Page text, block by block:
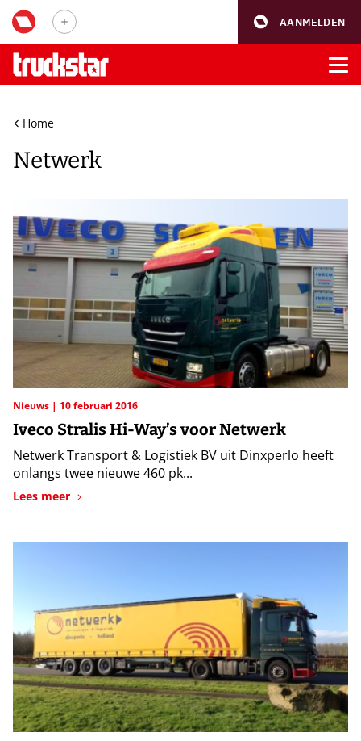
AANMELDEN
Home
Netwerk
Nieuws 10 februari 2016
Iveco Stralis Hi-Way’s voor Netwerk
Netwerk Transport & Logistiek BV uit Dinxperlo heeft
onlangs twee nieuwe 460 pk...
Lees meer